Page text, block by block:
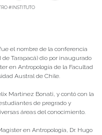
#INSTITUTO
el nombre de la conferencia
Tarapacá) dio por inaugurado
en Antropología de la Facultad
Austral de Chile.
Martínez Bonati, y contó con la
de pregrado y
áreas del conocimiento.
en Antropología, Dr. Hugo